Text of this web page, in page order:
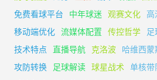
免费看球平台
中年球迷 观赛文化 高
移动端优化
流媒体配置 传控哲学
技术特点
直播导航 克洛波 哈维西蒙
攻防转换
足球解读 球星战术 单核带